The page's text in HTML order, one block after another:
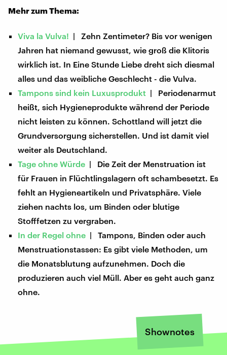
Mehr zum Thema:
Viva la Vulva! | Zehn Zentimeter? Bis vor wenigen
Jahren hat niemand gewusst, wie groß die Klitoris
wirklich ist. In Eine Stunde Liebe dreht sich diesmal
alles und das weibliche Geschlecht - die Vulva.
Tampons sind kein Luxusprodukt | Periodenarmut
heißt, sich Hygieneprodukte während der Periode
nicht leisten zu können. Schottland will jetzt die
Grundversorgung sicherstellen. Und ist damit viel
weiter als Deutschland.
Tage ohne Würde | Die Zeit der Menstruation ist
für Frauen in Flüchtlingslagern oft schambesetzt. Es
fehlt an Hygieneartikeln und Privatsphäre. Viele
ziehen nachts los, um Binden oder blutige
Stofffetzen zu vergraben.
In der Regel ohne | Tampons, Binden oder auch
Menstruationstassen: Es gibt viele Methoden, um
die Monatsblutung aufzunehmen. Doch die
produzieren auch viel Müll. Aber es geht auch ganz
ohne.
Shownotes